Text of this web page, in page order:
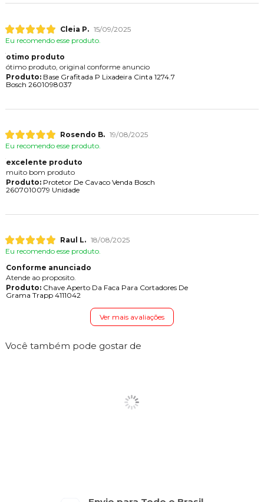
Cleia P. 15/09/2025
Eu recomendo esse produto.
otimo produto
ótimo produto, original conforme anuncio
Produto:Base Grafitada P Lixadeira Cinta 1274.7
Bosch 2601098037
Rosendo B. 19/08/2025
Eu recomendo esse produto.
excelente produto
muito bom produto
Produto:Protetor De Cavaco Venda Bosch
2607010079 Unidade
Raul L. 18/08/2025
Eu recomendo esse produto.
Conforme anunciado
Atende ao proposito.
Produto:Chave Aperto Da Faca Para Cortadores De
Grama Trapp 4111042
Ver mais avaliações
Você também pode gostar de